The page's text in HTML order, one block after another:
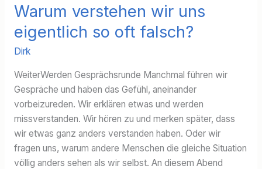
Warum verstehen wir uns
eigentlich so oft falsch?
Dirk
WeiterWerden Gesprächsrunde Manchmal führen wir
Gespräche und haben das Gefühl, aneinander
vorbeizureden. Wir erklären etwas und werden
missverstanden. Wir hören zu und merken später, dass
wir etwas ganz anders verstanden haben. Oder wir
fragen uns, warum andere Menschen die gleiche Situation
völlig anders sehen als wir selbst. An diesem Abend